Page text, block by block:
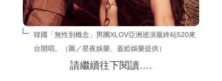
韓國「無性別概念」男團XLOV亞洲巡演最終站520來
台開唱。（圖／星夜娛樂、蓋婭娛樂提供）
請繼續往下閱讀….